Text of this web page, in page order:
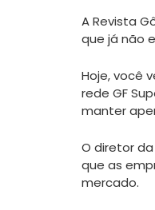
A Revista
que já não
Hoje, você
rede GF
manter
O diretor
que as
mercado.